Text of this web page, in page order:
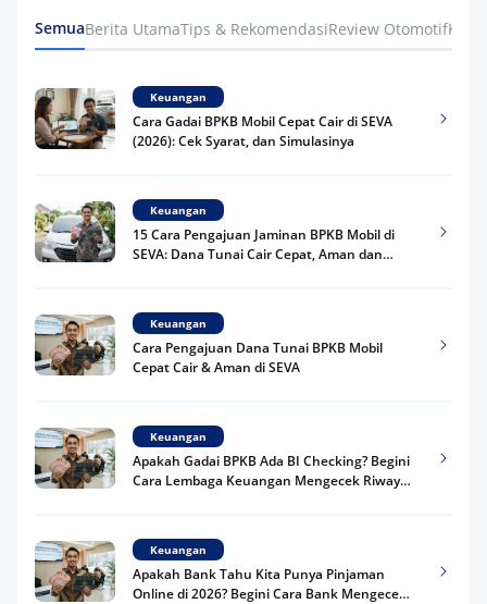
SemuaBerita UtamaTips & RekomendasiReview Otomotif
Keuangan
Cara Gadai BPKB Mobil Cepat Cair di SEVA
(2026): Cek Syarat, dan Simulasinya
Keuangan
15 Cara Pengajuan Jaminan BPKB Mobil di
SEVA: Dana Tunai Cair Cepat, Aman dan
Keuangan
Cara Pengajuan Dana Tunai BPKB Mobil
Cepat Cair & Aman di SEVA
Keuangan
Apakah Gadai BPKB Ada BI Checking? Begini
Cara Lembaga Keuangan Mengecek Riwayat
Keuangan
Apakah Bank Tahu Kita Punya Pinjaman
Online di 2026? Begini Cara Bank Mengecek